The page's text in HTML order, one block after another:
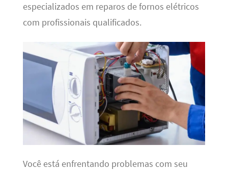
especializados em reparos de fornos elétricos
com profissionais qualificados.
Você está enfrentando problemas com seu